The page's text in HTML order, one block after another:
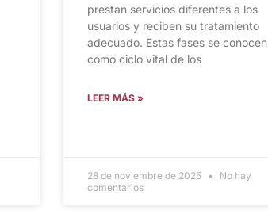
prestan servicios diferentes a los
usuarios y reciben su tratamiento
adecuado. Estas fases se conocen
como ciclo vital de los
LEER MÁS »
28 de noviembre de 2025
No hay
comentarios